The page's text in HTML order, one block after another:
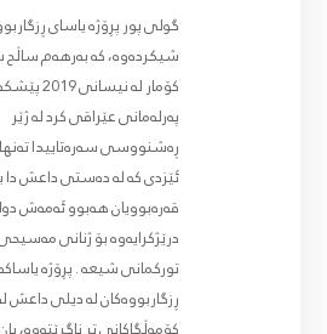
گولی پور پڕۆژە یاسای
شیکردەوە، کە بەرهەم
کۆمار لە
پەرلەمانی عێراقی کرد لە ژێر
ڕەشنووسی سەرەتاییدا
ئێزدی کە لە دەستی داعش
قەرەبوویان هەبوو ئەمەش
درێژکرایەوە بۆ ژنانی
تورکمانی شیعە . پڕۆژە
ڕزگاربووەکان لە دیلی داعش